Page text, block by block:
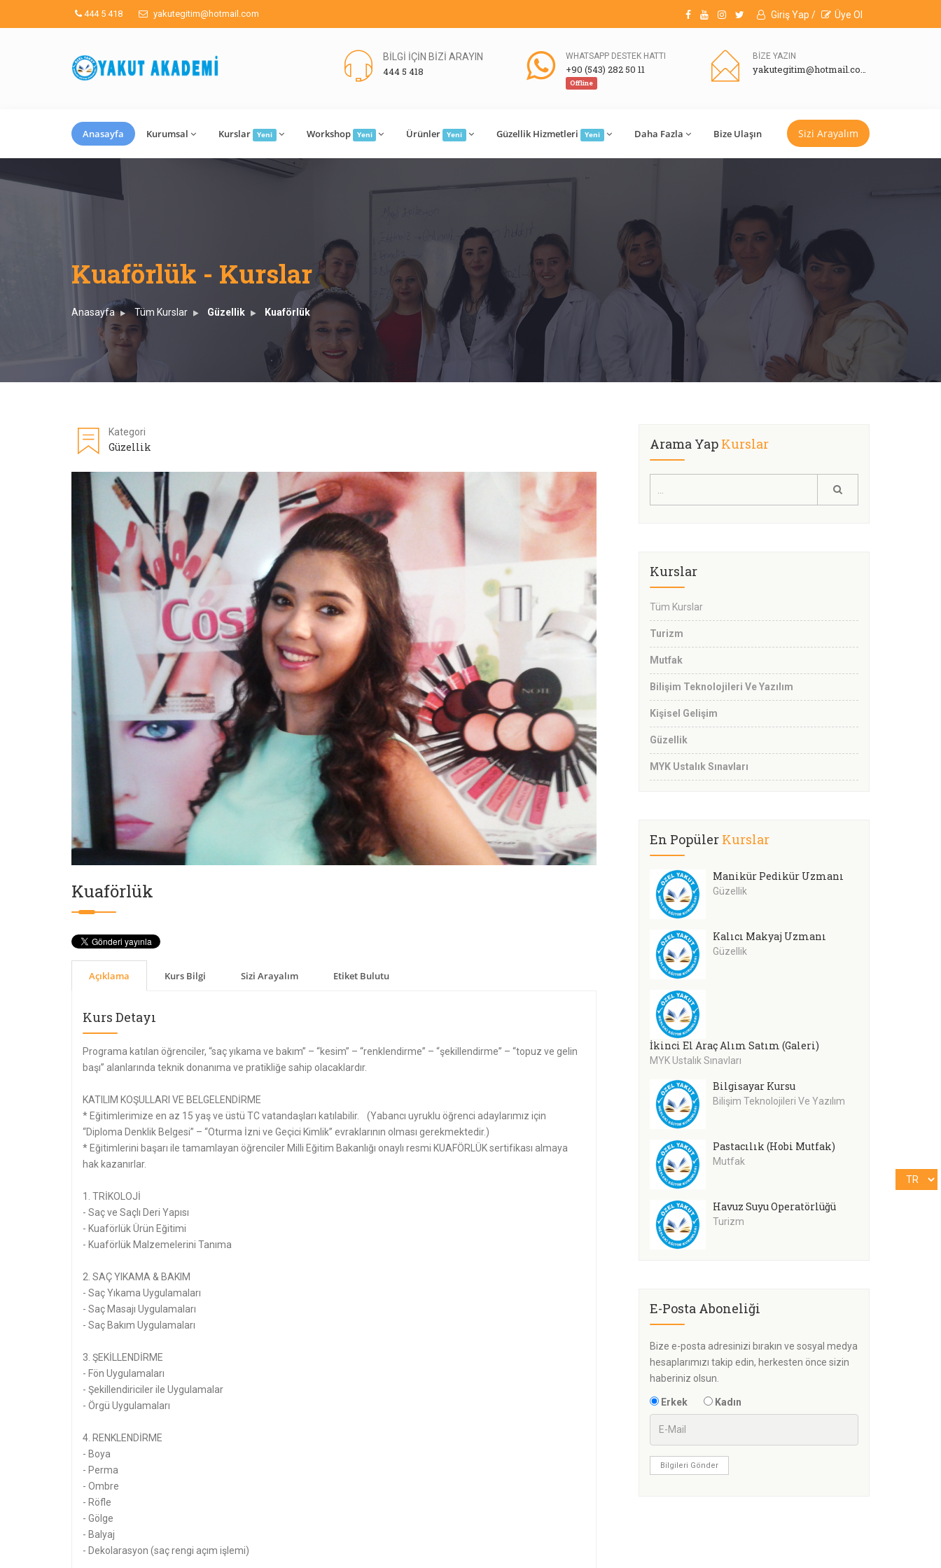
444 5 418 yakutegitim@hotmail.com Giriş Yap / Üye Ol
BİLGİ İÇİN BİZİ ARAYIN
444 5 418
WHATSAPP DESTEK HATTI
+90 (543) 282 50 11
Offline
BİZE YAZIN
yakutegitim@hotmail.com
Anasayfa Kurumsal Kurslar Yeni Workshop Yeni Ürünler Yeni Güzellik Hizmetleri Yeni Daha Fazla Bize Ulaşın Sizi Arayalım
Kuaförlük - Kurslar
Anasayfa Tüm Kurslar Güzellik Kuaförlük
Kategori
Güzellik
Kuaförlük
Açıklama Kurs Bilgi Sizi Arayalım Etiket Bulutu
Kurs Detayı
Programa katılan öğrenciler, “saç yıkama ve bakım” – “kesim” – “renklendirme” – “şekillendirme” – “topuz ve gelin
başı” alanlarında teknik donanıma ve pratikliğe sahip olacaklardır.
KATILIM KOŞULLARI VE BELGELENDİRME
* Eğitimlerimize en az 15 yaş ve üstü TC vatandaşları katılabilir. (Yabancı uyruklu öğrenci adaylarımız için
“Diploma Denklik Belgesi” – “Oturma İzni ve Geçici Kimlik” evraklarının olması gerekmektedir.)
* Eğitimlerini başarı ile tamamlayan öğrenciler Milli Eğitim Bakanlığı onaylı resmi KUAFÖRLÜK sertifikası almaya
hak kazanırlar.
1. TRİKOLOJİ
- Saç ve Saçlı Deri Yapısı
- Kuaförlük Ürün Eğitimi
- Kuaförlük Malzemelerini Tanıma
2. SAÇ YIKAMA & BAKIM
- Saç Yıkama Uygulamaları
- Saç Masajı Uygulamaları
- Saç Bakım Uygulamaları
3. ŞEKİLLENDİRME
- Fön Uygulamaları
- Şekillendiriciler ile Uygulamalar
- Örgü Uygulamaları
4. RENKLENDİRME
- Boya
- Perma
- Ombre
- Röfle
- Gölge
- Balyaj
- Dekolarasyon (saç rengi açım işlemi)
Arama Yap Kurslar
Kurslar
Tüm Kurslar
Turizm
Mutfak
Bilişim Teknolojileri Ve Yazılım
Kişisel Gelişim
Güzellik
MYK Ustalık Sınavları
En Popüler Kurslar
Manikür Pedikür Uzmanı
Güzellik
Kalıcı Makyaj Uzmanı
Güzellik
İkinci El Araç Alım Satım (Galeri)
MYK Ustalık Sınavları
Bilgisayar Kursu
Bilişim Teknolojileri Ve Yazılım
Pastacılık (Hobi Mutfak)
Mutfak
Havuz Suyu Operatörlüğü
Turizm
E-Posta Aboneliği
Bize e-posta adresinizi bırakın ve sosyal medya
hesaplarımızı takip edin, herkesten önce sizin
haberiniz olsun.
Erkek Kadın
Bilgileri Gönder